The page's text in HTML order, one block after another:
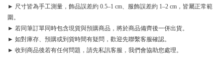
► 尺寸皆為手工測量，飾品誤差約 0.5–1 cm、服飾誤差約 1–2 cm，皆屬正常範
圍。
► 若同筆訂單同時包含現貨與預購商品，將於商品備齊後一併出貨。
► 如對庫存、預購或到貨時間有疑問，歡迎先聯繫客服確認。
► 收到商品後若有任何問題，請先私訊客服，我們會協助您處理。